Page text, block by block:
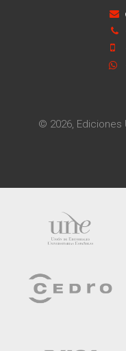
© 2026, Ediciones